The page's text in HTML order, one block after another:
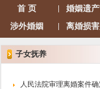
首 页 婚姻遗
涉外婚姻
离婚损
子女抚养
人民法院审理离婚案件